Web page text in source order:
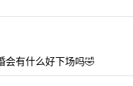
会有什么好下场吗🤣